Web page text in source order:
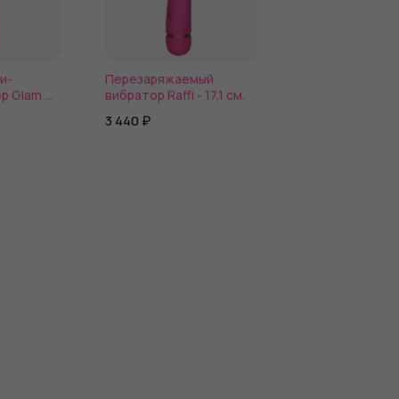
Glam G
Перезаряжаемый
вибратор Raffi - 17,1 см.
3 440 ₽